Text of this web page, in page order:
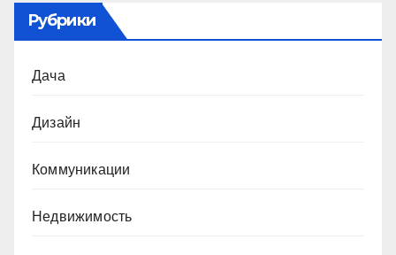
Рубрики
Дача
Дизайн
Коммуникации
Недвижимость